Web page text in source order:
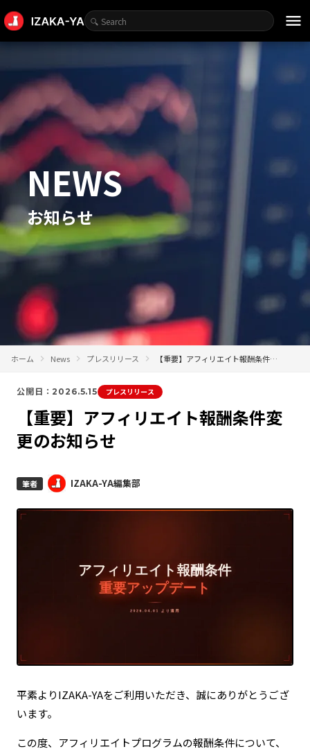
menu
NEWS
お知らせ
ホーム News プレスリリース 【重要】アフィリエイト報酬条件変更のお知らせ
公開日：2026.5.15 プレスリリース
【重要】アフィリエイト報酬条件変
更のお知らせ
筆者 IZAKA-YA編集部
平素よりIZAKA-YAをご利用いただき、誠にありがとうござ
います。
この度、アフィリエイトプログラムの報酬条件について、